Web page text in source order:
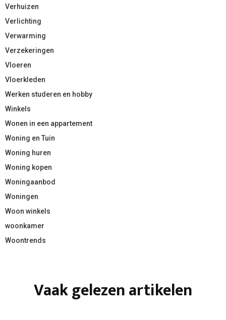
Verhuizen
Verlichting
Verwarming
Verzekeringen
Vloeren
Vloerkleden
Werken studeren en hobby
Winkels
Wonen in een appartement
Woning en Tuin
Woning huren
Woning kopen
Woningaanbod
Woningen
Woon winkels
woonkamer
Woontrends
Vaak gelezen artikelen